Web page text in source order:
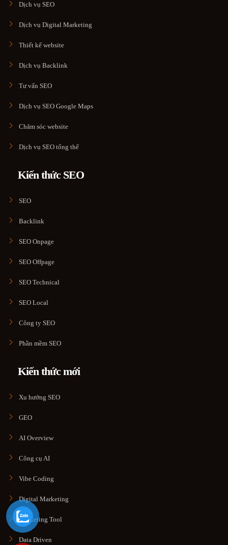
Dịch vụ SEO
Dịch vụ Digital Marketing
Thiết kế website
Dịch vụ Backlink
Tư vấn SEO
Dịch vụ SEO Google Maps
Chăm sóc website
Dịch vụ SEO tổng thể
Kiến thức SEO
SEO
Backlink
SEO Onpage
SEO Offpage
SEO Technical
SEO Local
Công ty SEO
Phần mềm SEO
Kiến thức mới
Xu hướng SEO
GEO
AI Overview
Công cụ AI
Vibe Coding
Digital Marketing
Marketing Tool
Data Driven